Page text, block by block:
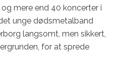
og mere end 40 koncerter i
unge dødsmetalband
langsomt, men sikkert,
for at sprede